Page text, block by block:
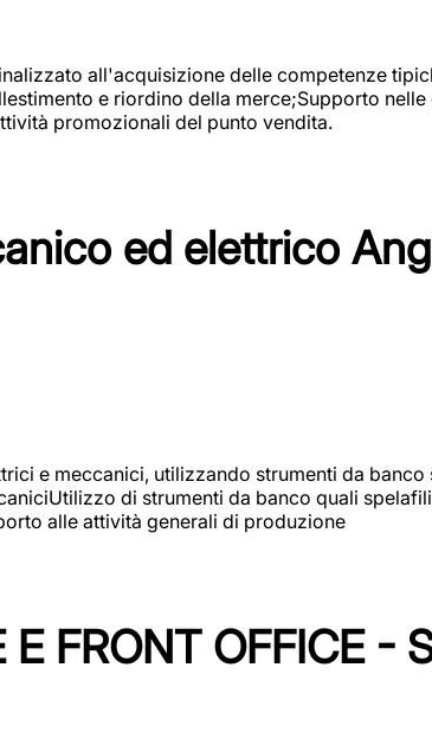
all'acquisizione delle competenze
e riordino della merce;Supporto
promozionali del punto vendita.
ed elettrico
e meccanici, utilizzando strumenti da
di strumenti da banco quali
alle attività generali di produzione
FRONT OFFICE -